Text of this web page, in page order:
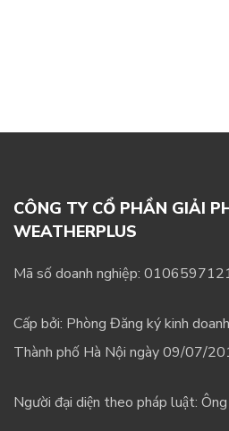
CÔNG TY CỔ PHẦN GIẢI
WEATHERPLUS
Mã số doanh nghiệp:
Cấp bởi: Phòng Đăng ký kinh
Thành phố Hà Nội ngày 09/07/
Người đại diện theo pháp luật: